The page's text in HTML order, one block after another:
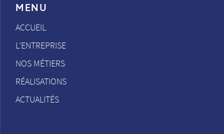
MENU
ACCUEIL
L’ENTREPRISE
NOS MÉTIERS
RÉALISATIONS
ACTUALITÉS